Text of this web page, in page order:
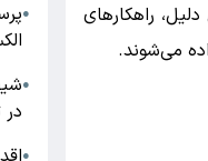
راهکارهای
می‌شوند.
●
●
●